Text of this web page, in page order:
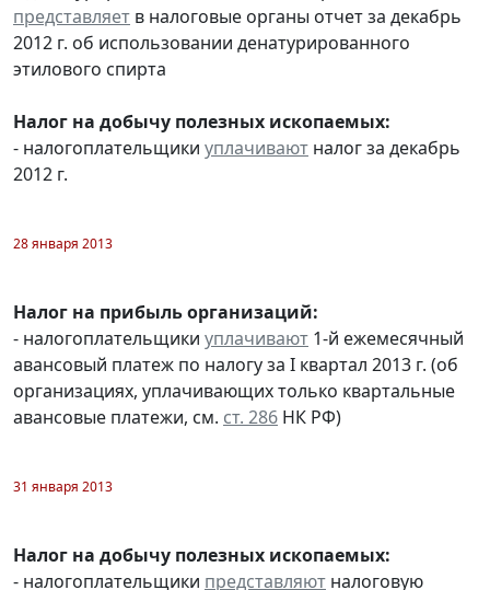
представляет в налоговые органы отчет за декабрь
2012 г. об использовании денатурированного
этилового спирта
Налог на добычу полезных ископаемых:
- налогоплательщики уплачивают налог за декабрь
2012 г.
28 января 2013
Налог на прибыль организаций:
- налогоплательщики уплачивают 1-й ежемесячный
авансовый платеж по налогу за I квартал 2013 г. (об
организациях, уплачивающих только квартальные
авансовые платежи, см. ст. 286 НК РФ)
31 января 2013
Налог на добычу полезных ископаемых:
- налогоплательщики представляют налоговую